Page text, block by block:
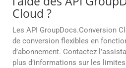
Cloud ?
Les API GroupDocs.Conversion
de conversion flexibles en
d’abonnement. Contactez
plus d’informations sur les